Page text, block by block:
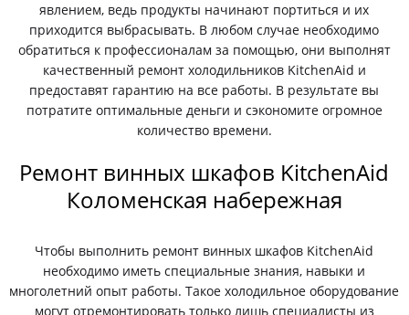
явлением, ведь продукты начинают портиться и их
приходится выбрасывать. В любом случае необходимо
обратиться к профессионалам за помощью, они выполнят
качественный ремонт холодильников KitchenAid и
предоставят гарантию на все работы. В результате вы
потратите оптимальные деньги и сэкономите огромное
количество времени.
Ремонт винных шкафов KitchenAid
Коломенская набережная
Чтобы выполнить ремонт винных шкафов KitchenAid
необходимо иметь специальные знания, навыки и
многолетний опыт работы. Такое холодильное оборудование
могут отремонтировать только лишь специалисты из